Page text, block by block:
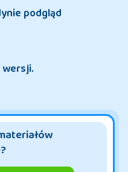
podgląd